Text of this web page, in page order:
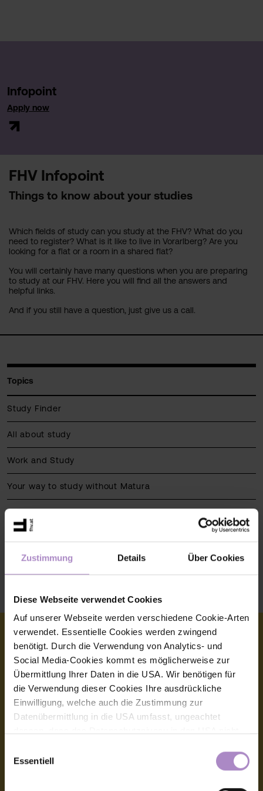
Zustimmung Details Über Cookies
Diese Webseite verwendet Cookies
Auf unserer Webseite werden verschiedene Cookie-Arten
verwendet. Essentielle Cookies werden zwingend
benötigt. Durch die Verwendung von Analytics- und
Social Media-Cookies kommt es möglicherweise zur
Übermittlung Ihrer Daten in die USA. Wir benötigen für
die Verwendung dieser Cookies Ihre ausdrückliche
Einwilligung, welche auch die Zustimmung zur
Datenübermittlung in die USA umfasst, ungeachtet
für die Rechte und Freiheiten der betroffenen Personen
nach sich ziehen kann. Die Einwilligung erteilen Sie
dadurch, dass Sie die ausgewählten Cookies durch
Essentiell
Infopoint
Apply now
FHV Infopoint
Things to know about your studies
Which fields of study can you study at the FHV? What do you
need to register? What is it like to live in Vorarlberg? Are you
looking for a flat or a room in a shared flat?
You will certainly have many questions when you are preparing
to study at our FHV. Here you will find all the answers and
helpful links.
And if you still have a question, just give us a call.
Topics
Study Finder
All about study
Work and Study
Your way to study without Matura
Practical information on living in Vorarlberg
Individual support
© FHV 2026
Imprint
General terms and conditions